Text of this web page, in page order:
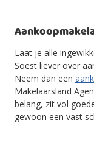
Laat je alle
Soest liever over
Neem dan een
Makelaarsland
belang, zit vol
gewoon een vast